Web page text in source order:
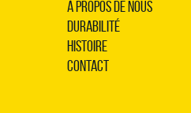
À propos de nous
Durabilité
Histoire
Contact